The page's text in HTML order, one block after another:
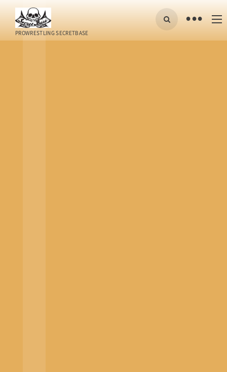
PROWRESTLING SECRETBASE
•